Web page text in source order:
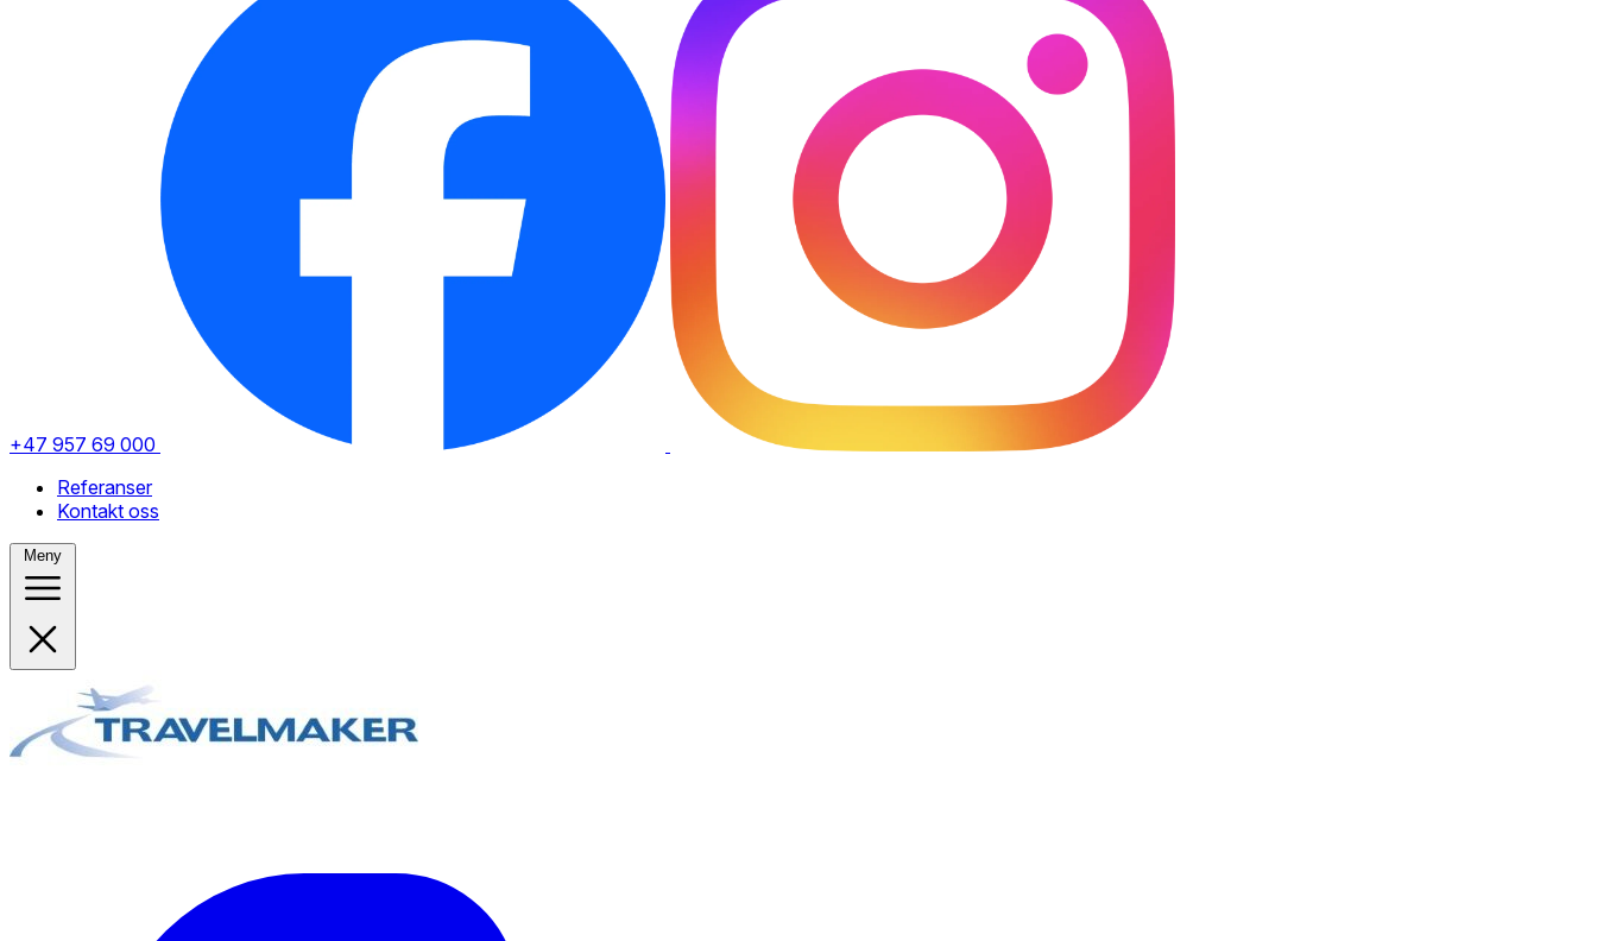
+47 957 69 000
Referanser
Kontakt oss
Meny